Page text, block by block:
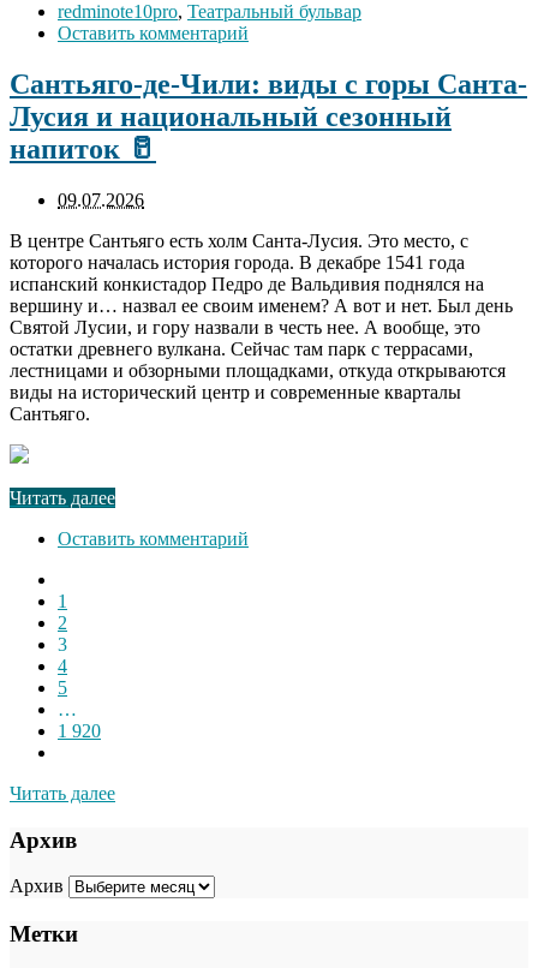
redminote10pro, Театральный бульвар
Оставить комментарий
Сантьяго-де-Чили: виды с горы Санта-
Лусия и национальный сезонный
напиток 🥛
09.07.2026
В центре Сантьяго есть холм Санта-Лусия. Это место, с
которого началась история города. В декабре 1541 года
испанский конкистадор Педро де Вальдивия поднялся на
вершину и… назвал ее своим именем? А вот и нет. Был день
Святой Лусии, и гору назвали в честь нее. А вообще, это
остатки древнего вулкана. Сейчас там парк с террасами,
лестницами и обзорными площадками, откуда открываются
виды на исторический центр и современные кварталы
Сантьяго.
Читать далее
Оставить комментарий
1
2
3
4
5
…
1 920
Читать далее
Архив
Архив
Метки